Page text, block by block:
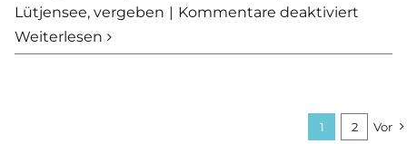
Lütjensee, vergeben | Kommentare deaktiviert
zum
Weiterlesen
1 2 Vor